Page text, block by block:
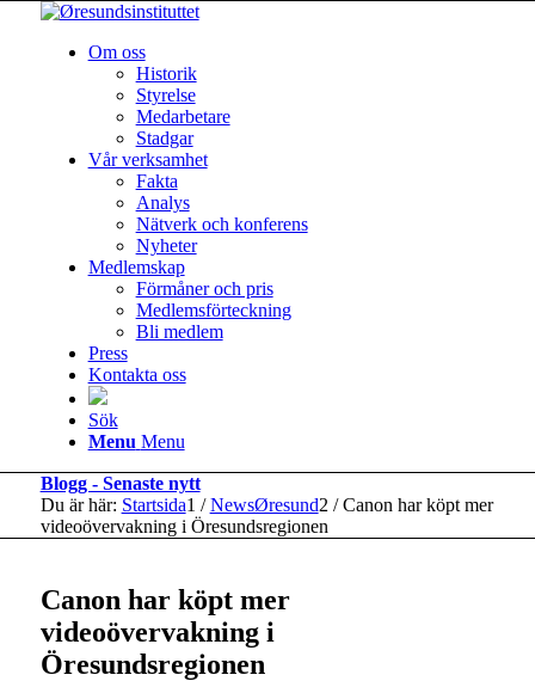
Om oss
Historik
Styrelse
Medarbetare
Stadgar
Vår verksamhet
Fakta
Analys
Nätverk och konferens
Nyheter
Medlemskap
Förmåner och pris
Medlemsförteckning
Bli medlem
Press
Kontakta oss
Sök
Menu Menu
Blogg - Senaste nytt
Du är här: Startsida1 / NewsØresund2 / Canon har köpt mer
videoövervakning i Öresundsregionen
Canon har köpt mer
videoövervakning i
Öresundsregionen